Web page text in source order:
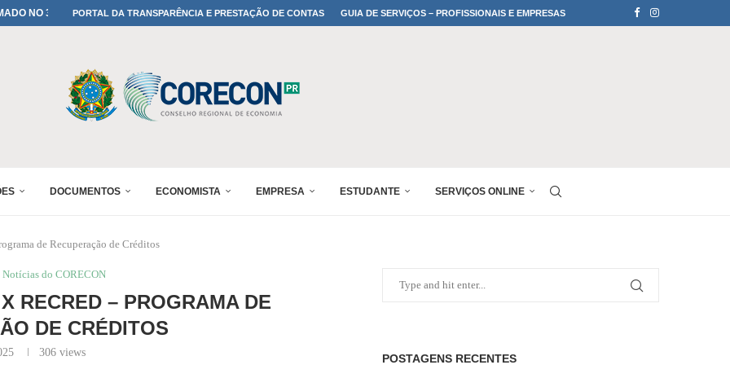
A TODOS OS PAIS!PORTAL DA TRANSPARÊNCIA E PRESTAÇÃO DE CONTAS GUIA DE SERVIÇOS – PROFISSIONAIS E EMPRESAS
DOCUMENTOS ECONOMISTA EMPRESA ESTUDANTE SERVIÇOS ONLINE
de Recuperação de Créditos
Notícias do CORECON
RECRED – PROGRAMA DE
DE CRÉDITOS
306views POSTAGENS RECENTES